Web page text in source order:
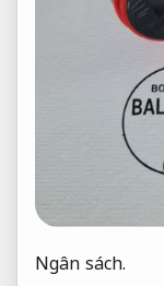
Ngân sách.